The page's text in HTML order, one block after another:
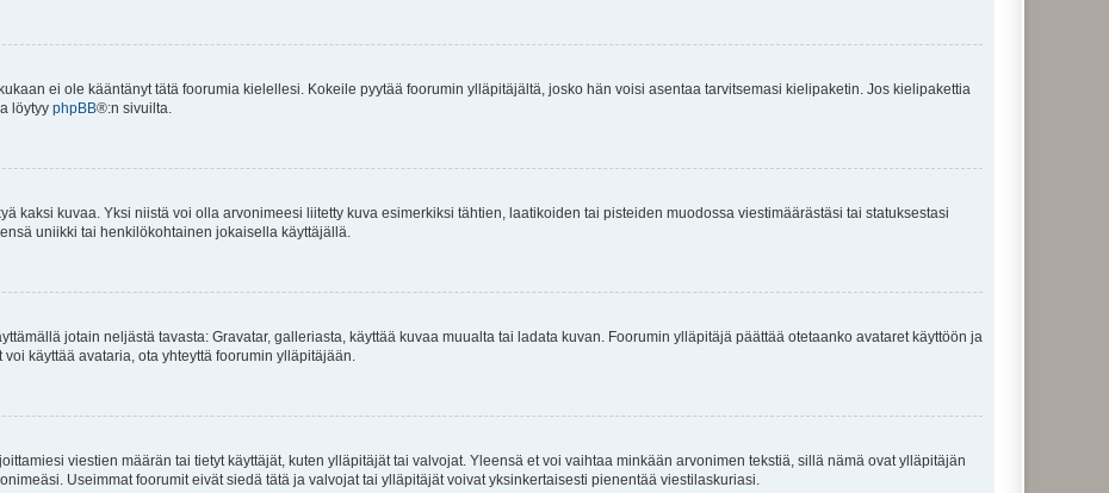
ei ole kääntänyt tätä foorumia kielellesi. Kokeile pyytää foorumin ylläpitäjältä, josko hän voisi asentaa tarvitsemasi kielipaketin. Jos kielipakettia
löytyy phpBB®:n sivuilta.
kaksi kuvaa. Yksi niistä voi olla arvonimeesi liitetty kuva esimerkiksi tähtien, laatikoiden tai pisteiden muodossa viestimäärästäsi tai statuksestasi
uniikki tai henkilökohtainen jokaisella käyttäjällä.
jotain neljästä tavasta: Gravatar, galleriasta, käyttää kuvaa muualta tai ladata kuvan. Foorumin ylläpitäjä päättää otetaanko avataret käyttöön ja
käyttää avataria, ota yhteyttä foorumin ylläpitäjään.
viestien määrän tai tietyt käyttäjät, kuten ylläpitäjät tai valvojat. Yleensä et voi vaihtaa minkään arvonimen tekstiä, sillä nämä ovat ylläpitäjän
Useimmat foorumit eivät siedä tätä ja valvojat tai ylläpitäjät voivat yksinkertaisesti pienentää viestilaskuriasi.